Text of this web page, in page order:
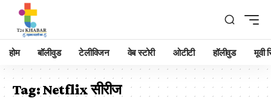
होम बॉलीवुड टेलीविजन वेब स्टोरी ओटीटी हॉलीवुड मूवी
Tag:Netflix सीरीज